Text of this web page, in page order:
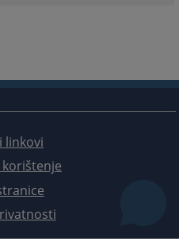
linkovi
korištenje